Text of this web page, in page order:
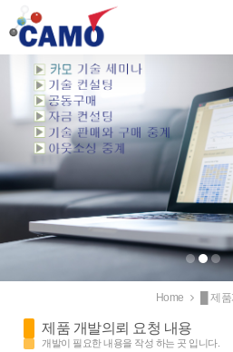
Home █ 제
제품 개발의뢰 요청 내용
개발이 필요한 내용을 작성 하는 곳 입니다.